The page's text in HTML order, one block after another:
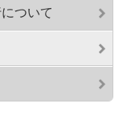
ついて